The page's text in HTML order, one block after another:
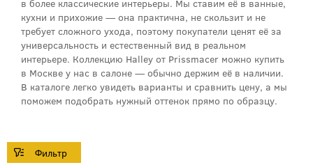
в более классические интерьеры. Мы ставим её в ванные,
кухни и прихожие — она практична, не скользит и не
требует сложного ухода, поэтому покупатели ценят её за
универсальность и естественный вид в реальном
интерьере. Коллекцию Halley от Prissmacer можно купить
в Москве у нас в салоне — обычно держим её в наличии.
В каталоге легко увидеть варианты и сравнить цену, а мы
поможем подобрать нужный оттенок прямо по образцу.